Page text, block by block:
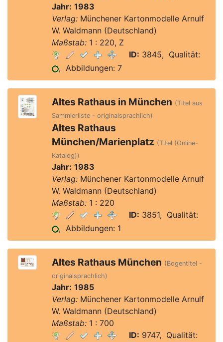
Jahr: 1983
Verlag:Münchener Kartonmodelle Arnulf
W. Waldmann (Deutschland)
Maßstab:1 : 220, Z
ID: 3845, Qualität:
, Abbildungen: 7
Altes Rathaus in München (Titel aus
Sammlerliste - originalsprachlich)
Altes Rathaus
München/Marienplatz (Titel (Online-
Katalog))
Jahr: 1983
Verlag:Münchener Kartonmodelle Arnulf
W. Waldmann (Deutschland)
Maßstab:1 : 220
ID: 3851, Qualität:
, Abbildungen: 1
Altes Rathaus München (Bogentitel -
originalsprachlich)
Jahr: 1985
Verlag:Münchener Kartonmodelle Arnulf
W. Waldmann (Deutschland)
Maßstab:1 : 700
ID: 9747, Qualität: